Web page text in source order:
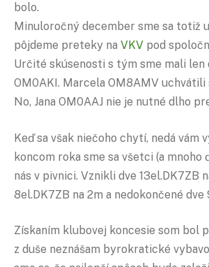
bolo.
Minuloročný december sme sa totiž
pôjdeme preteky na VKV pod
Určité skúsenosti s tým sme mali len
OM0AKI. Marcela OM8AMV uchvátili
No, Jana OM0AAJ nie je nutné dlho
Keď sa však niečoho chytí, nedá vám
koncom roka sme sa všetci (a
nás v pivnici. Vznikli dve 13el.DK7ZB
8el.DK7ZB na 2m a nedokončené dve
Získaním klubovej koncesie som bol
z duše neznášam byrokratické